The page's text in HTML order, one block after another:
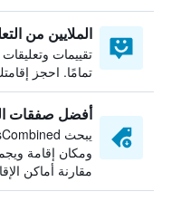
الملايين من
تقييمات
تمامًا. احجز
أفضل صفقات
ومكان إقامة
مقارنة أماكن